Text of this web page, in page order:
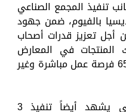
إلى جانب تنفيذ المجمع الصناعي
بالفيوم، ضمن جهود
أجل تعزيز قدرات أصحاب
المنتجات في المعارض
المحلية والدولية، ويتيح نحو 650 فرصة عمل مباشرة وغير
وأضاف، أن المحور الاجتماعي يشهد أيضاً تنفيذ 3